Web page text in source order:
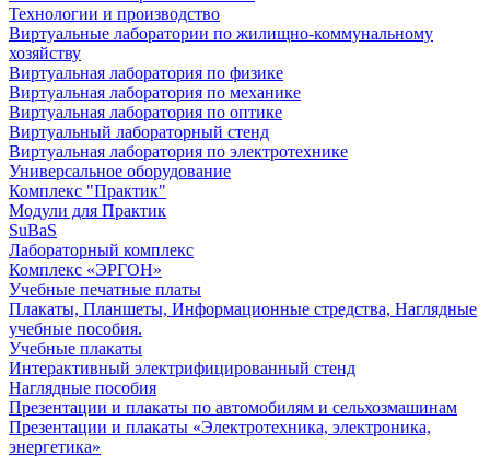
Технологии и производство
Виртуальные лаборатории по жилищно-коммунальному
хозяйству
Виртуальная лаборатория по физике
Виртуальная лаборатория по механике
Виртуальная лаборатория по оптике
Виртуальный лабораторный стенд
Виртуальная лаборатория по электротехнике
Универсальное оборудование
Комплекс "Практик"
Модули для Практик
SuBaS
Лабораторный комплекс
Комплекс «ЭРГОН»
Учебные печатные платы
Плакаты, Планшеты, Информационные стредства, Наглядные
учебные пособия.
Учебные плакаты
Интерактивный электрифицированный стенд
Наглядные пособия
Презентации и плакаты по автомобилям и сельхозмашинам
Презентации и плакаты «Электротехника, электроника,
энергетика»